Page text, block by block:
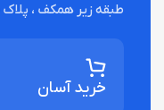
طبقه زیر همکف ، پلاک 126
خرید آسان